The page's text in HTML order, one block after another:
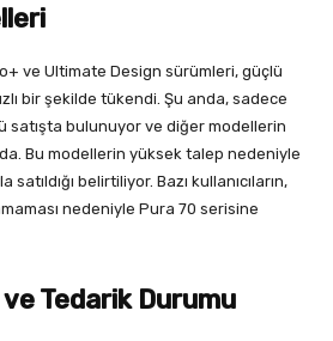
ve Ultimate Design sürümleri, güçlü
bir şekilde tükendi. Şu anda, sadece
satışta bulunuyor ve diğer modellerin
Bu modellerin yüksek talep nedeniyle
belirtiliyor. Bazı kullanıcıların,
nedeniyle Pura 70 serisine
Tedarik Durumu